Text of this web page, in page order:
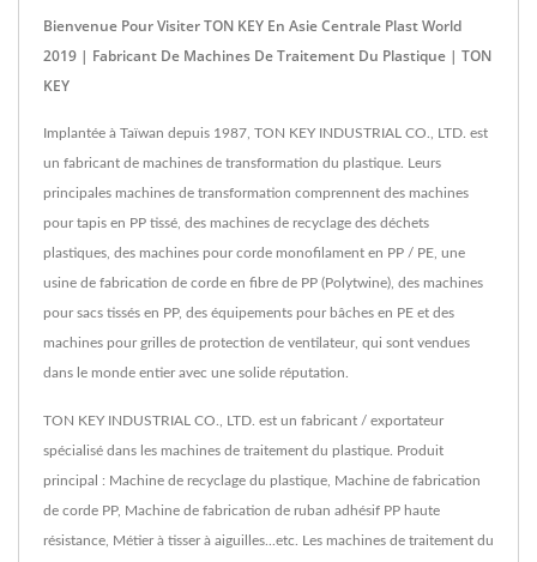
Bienvenue Pour Visiter TON KEY En Asie Centrale Plast World
2019 | Fabricant De Machines De Traitement Du Plastique | TON
KEY
Implantée à Taïwan depuis 1987, TON KEY INDUSTRIAL CO., LTD. est
un fabricant de machines de transformation du plastique. Leurs
principales machines de transformation comprennent des machines
pour tapis en PP tissé, des machines de recyclage des déchets
plastiques, des machines pour corde monofilament en PP / PE, une
usine de fabrication de corde en fibre de PP (Polytwine), des machines
pour sacs tissés en PP, des équipements pour bâches en PE et des
machines pour grilles de protection de ventilateur, qui sont vendues
dans le monde entier avec une solide réputation.
TON KEY INDUSTRIAL CO., LTD. est un fabricant / exportateur
spécialisé dans les machines de traitement du plastique. Produit
principal : Machine de recyclage du plastique, Machine de fabrication
de corde PP, Machine de fabrication de ruban adhésif PP haute
résistance, Métier à tisser à aiguilles...etc. Les machines de traitement du